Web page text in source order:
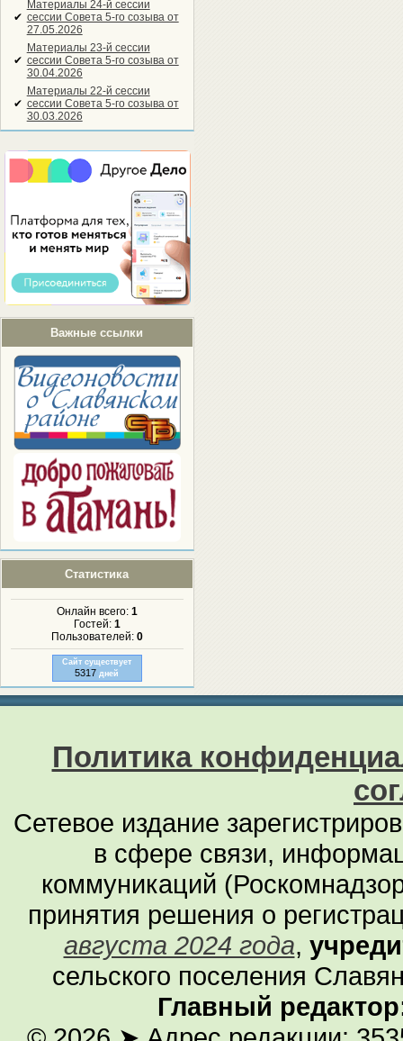
✔
Материалы 24-й сессии
сессии Совета 5-го созыва от
27.05.2026
✔
Материалы 23-й сессии
сессии Совета 5-го созыва от
30.04.2026
✔
Материалы 22-й сессии
сессии Совета 5-го созыва от
30.03.2026
Важные ссылки
Статистика
Онлайн всего: 1
Гостей: 1
Пользователей: 0
Сайт существует
5317 дней
Политика
Сетевое издание
в сфере связи,
коммуникаций
принятия решения о
августа 2024 года,
сельского поселения
Главный